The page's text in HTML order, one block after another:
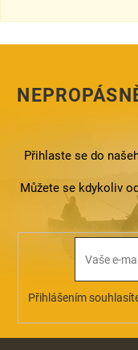
Přihlaste se do
Můžete se kdykoliv
Přihlášením